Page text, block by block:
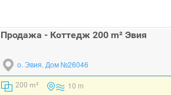
Продажа - Коттедж 200 m² Эвия
о. Эвия. Дом №26046
200 m² 10 m